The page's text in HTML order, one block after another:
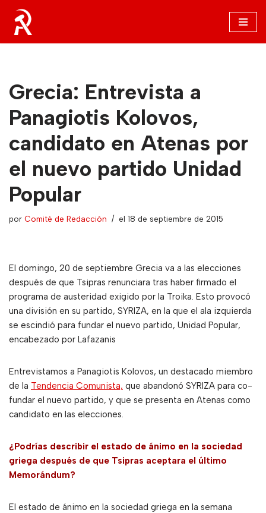
Saltar
al
Grecia: Entrevista a
Panagiotis Kolovos,
candidato en Atenas por
el nuevo partido Unidad
Popular
por Comité de Redacción el 18 de septiembre de 2015
El domingo, 20 de septiembre Grecia va a las elecciones
después de que Tsipras renunciara tras haber firmado el
programa de austeridad exigido por la Troika. Esto provocó
una división en su partido, SYRIZA, en la que el ala izquierda
se escindió para fundar el nuevo partido, Unidad Popular,
encabezado por Lafazanis
Entrevistamos a Panagiotis Kolovos, un destacado miembro
de la Tendencia Comunista, que abandonó SYRIZA para co-
fundar el nuevo partido, y que se presenta en Atenas como
candidato en las elecciones.
¿Podrías describir el estado de ánimo en la sociedad
griega después de que Tsipras aceptara el último
Memorándum?
El estado de ánimo en la sociedad griega en la semana